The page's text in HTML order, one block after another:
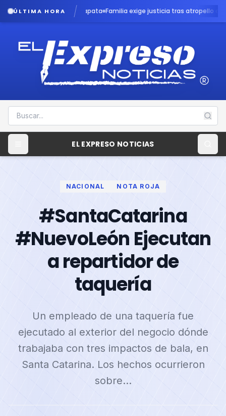
ÚLTIMA HORA
caso Dafne Zapata Familia exige justicia tras atropello de menor
EL EXPRESO NOTICIAS
NACIONAL NOTA ROJA
#SantaCatarina
#NuevoLeón Ejecutan
a repartidor de
taquería
Un empleado de una taquería fue
ejecutado al exterior del negocio dónde
trabajaba con tres impactos de bala, en
Santa Catarina. Los hechos ocurrieron
sobre…